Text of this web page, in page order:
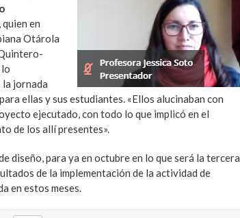
quien en
Otárola
jornada
ellas y sus estudiantes. «Ellos alucinaban con
ejecutado, con todo lo que implicó en el
de los allí presentes».
diseño, para ya en octubre en lo que será la tercera
de la implementación de la actividad de
en estos meses.